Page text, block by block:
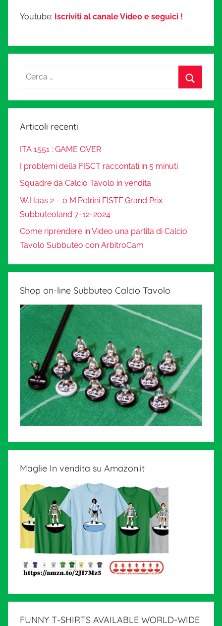
Youtube: Iscriviti al canale Video e seguici !
Articoli recenti
ITA 1551 : GAME OVER
I problemi della FISCT raccontati in 5 minuti
Squadre da Calcio Tavolo in vendita
W.Haas 2 – 0 M.Petrini FISTF Grand Prix
Subbuteoland 7-12-2024
Come riprendere in Video una partita di Calcio
Tavolo Subbuteo con ArbitroCam
Shop on-line Subbuteo Calcio Tavolo
Maglie In vendita su Amazon.it
FUNNY T-SHIRTS AVAILABLE WORLD-WIDE